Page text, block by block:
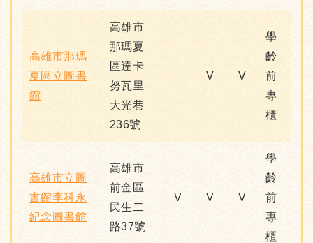
高雄市那瑪
夏區立圖書
館
高雄市
那瑪夏
區達卡
努瓦里
大光巷
236號
V V
學
齡
前
專
櫃
高雄市立圖
書館李科永
紀念圖書館
高雄市
前金區
民生二
路37號
V V V
學
齡
前
專
櫃